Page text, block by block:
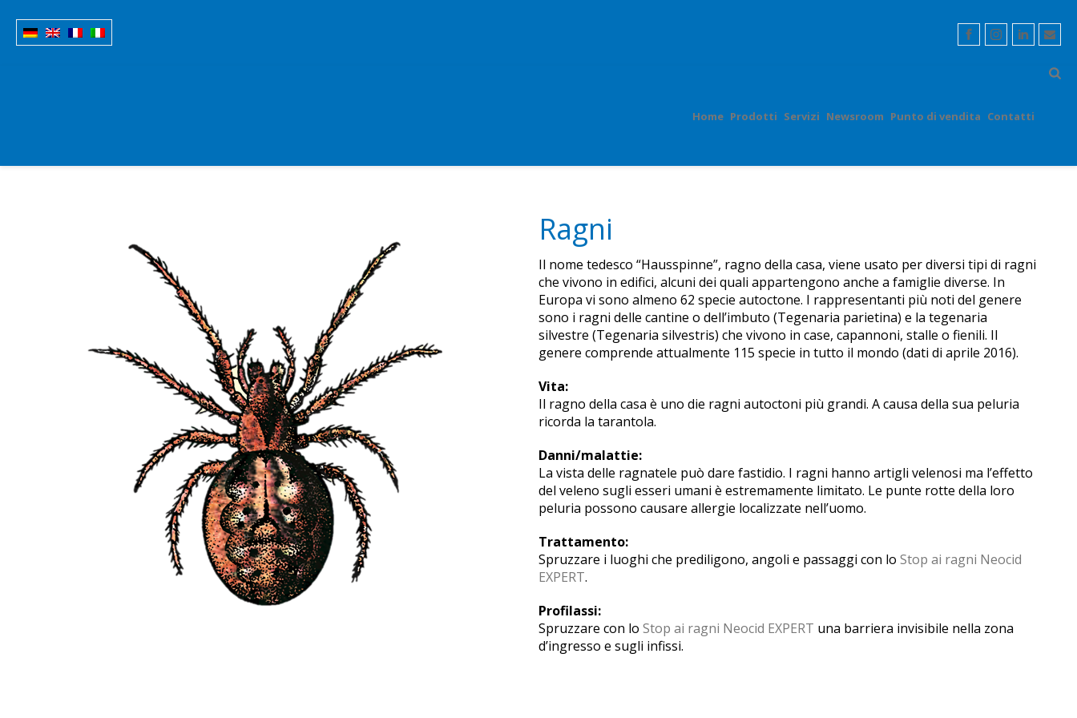
Home Prodotti Servizi Newsroom Punto di vendita Contatti
Ragni
Il nome tedesco “Hausspinne”, ragno della casa, viene usato per diversi tipi di ragni
che vivono in edifici, alcuni dei quali appartengono anche a famiglie diverse. In
Europa vi sono almeno 62 specie autoctone. I rappresentanti più noti del genere
sono i ragni delle cantine o dell’imbuto (Tegenaria parietina) e la tegenaria
silvestre (Tegenaria silvestris) che vivono in case, capannoni, stalle o fienili. Il
genere comprende attualmente 115 specie in tutto il mondo (dati di aprile 2016).
Vita:
Il ragno della casa è uno die ragni autoctoni più grandi. A causa della sua peluria
ricorda la tarantola.
Danni/malattie:
La vista delle ragnatele può dare fastidio. I ragni hanno artigli velenosi ma l’effetto
del veleno sugli esseri umani è estremamente limitato. Le punte rotte della loro
peluria possono causare allergie localizzate nell’uomo.
Trattamento:
Spruzzare i luoghi che prediligono, angoli e passaggi con lo Stop ai ragni Neocid
EXPERT.
Profilassi:
Spruzzare con lo Stop ai ragni Neocid EXPERT una barriera invisibile nella zona
d’ingresso e sugli infissi.